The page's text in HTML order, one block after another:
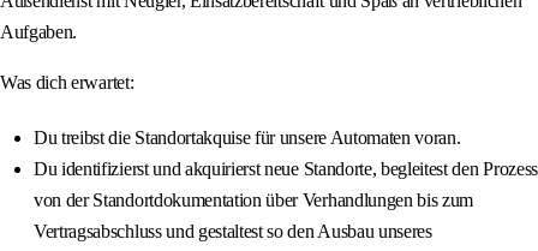
Aufgaben.
Was dich erwartet:
Du treibst die Standortakquise für unsere Automaten voran.
Du identifizierst und akquirierst neue Standorte, begleitest den Prozess
von der Standortdokumentation über Verhandlungen bis zum
Vertragsabschluss und gestaltest so den Ausbau unseres